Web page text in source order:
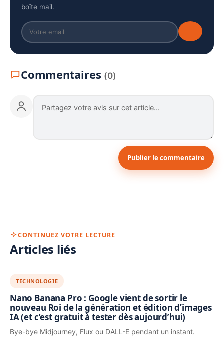
boîte mail.
Commentaires (0)
Publier le commentaire
CONTINUEZ VOTRE LECTURE
Articles liés
TECHNOLOGIE
Nano Banana Pro : Google vient de sortir le
nouveau Roi de la génération et édition d’images
IA (et c’est gratuit à tester dès aujourd’hui)
Bye-bye Midjourney, Flux ou DALL-E pendant un instant.